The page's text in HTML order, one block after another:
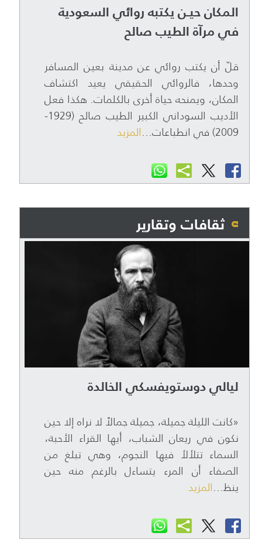
المكان حيـن يكتبه روائي السعودية
في مرآة الطيب صالح
قلّ أن يكتب روائي عن مدينة بعين المسافر
وحدها، فالروائي الحقيقي يعيد اكتشاف
المكان، ويمنحه حياة أخرى بالكلمات. هكذا فعل
الأديب السوداني الكبير الطيب صالح (1929-
2009) في انطباعات...
المزيد
ثقافات وتقارير
ليالي دوستويفسكي الخالدة
«كانت الليلة جميلة، جميلة جمالاً لا نراه إلا حين
نكون في ريعان الشباب، أيها القراء الأحبة،
السماء تتلألأ فيها النجوم، وهي تبلغ من
الصفاء أن المرء يتساءل بالرغم منه حين
ينظ...المزيد